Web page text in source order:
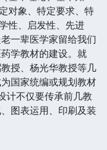
对象、特定要求、特
性、启发性、先进
一辈医学家留给我们
学教材的建设。就
授、杨光华教授等几
国家统编或规划教材
计不仅要传承前几教
图表运用、印刷及装